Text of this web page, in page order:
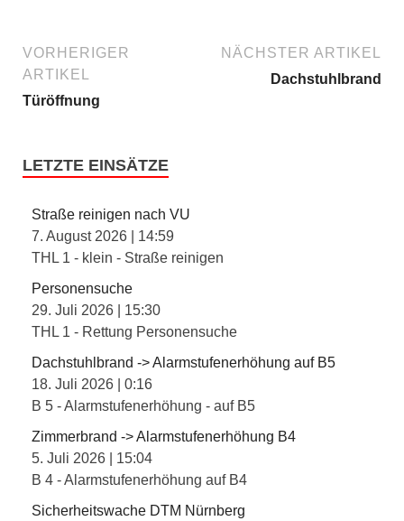
VORHERIGER
ARTIKEL
Türöffnung
NÄCHSTER ARTIKEL
Dachstuhlbrand
LETZTE EINSÄTZE
Straße reinigen nach VU
7. August 2026
14:59
THL 1 - klein - Straße reinigen
Personensuche
29. Juli 2026
15:30
THL 1 - Rettung Personensuche
Dachstuhlbrand -> Alarmstufenerhöhung auf B5
18. Juli 2026
0:16
B 5 - Alarmstufenerhöhung - auf B5
Zimmerbrand -> Alarmstufenerhöhung B4
5. Juli 2026
15:04
B 4 - Alarmstufenerhöhung auf B4
Sicherheitswache DTM Nürnberg